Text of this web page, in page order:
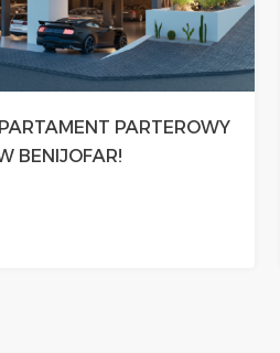
PARTEROWY
BENIJOFAR!